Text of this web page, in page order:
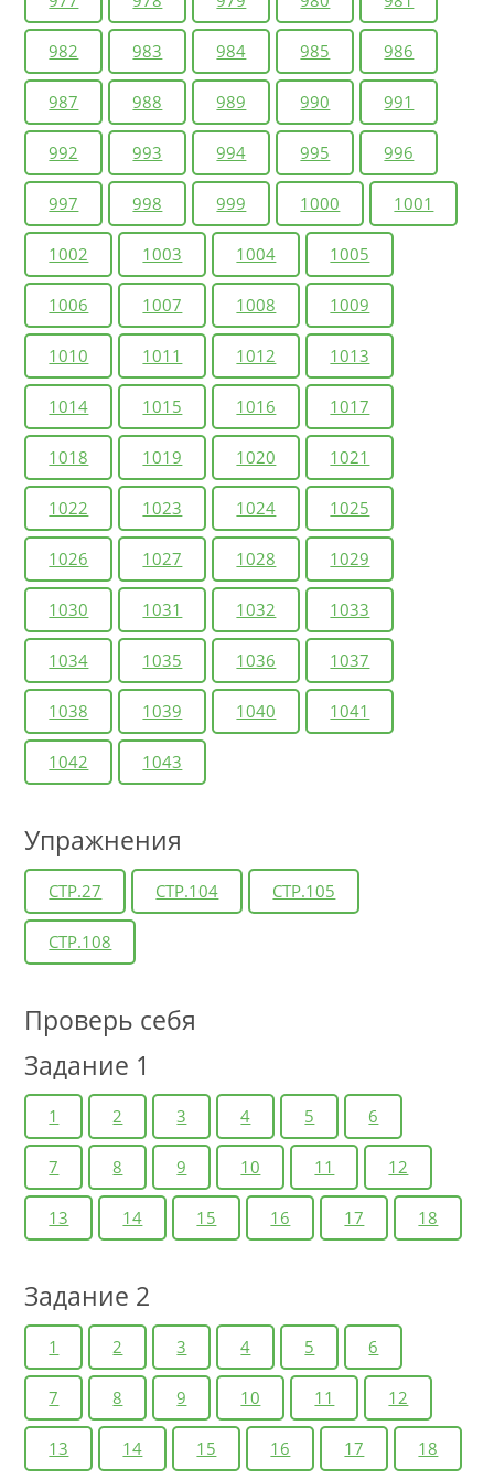
982 983 984 985 986
987 988 989 990 991
992 993 994 995 996
997 998 999 1000 1001
1002 1003 1004 1005
1006 1007 1008 1009
1010 1011 1012 1013
1014 1015 1016 1017
1018 1019 1020 1021
1022 1023 1024 1025
1026 1027 1028 1029
1030 1031 1032 1033
1034 1035 1036 1037
1038 1039 1040 1041
1042 1043
Упражнения
СТР.27 СТР.104 СТР.105
СТР.108
Проверь себя
Задание 1
1 2 3 4 5 6
7 8 9 10 11 12
13 14 15 16 17 18
Задание 2
1 2 3 4 5 6
7 8 9 10 11 12
13 14 15 16 17 18